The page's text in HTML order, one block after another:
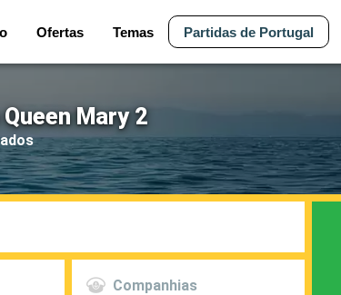
Ofertas Temas Partidas de Portugal
Mary 2
Companhias